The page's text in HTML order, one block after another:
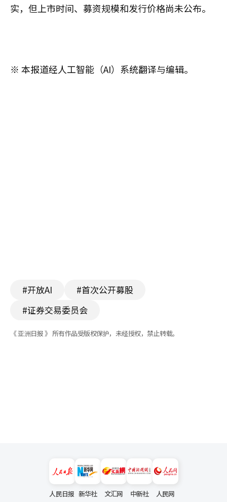
实，但上市时间、募资规模和发行价格尚未公布。
※ 本报道经人工智能（AI）系统翻译与编辑。
#开放AI
#首次公开募股
#证券交易委员会
《 亚洲日报 》 所有作品受版权保护，未经授权，禁止转载。
人民日报 新华社 文汇网 中新社 人民网